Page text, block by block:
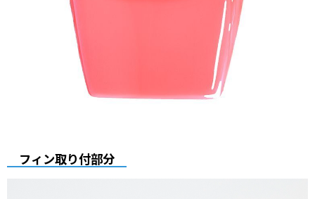
フィン取り付部分